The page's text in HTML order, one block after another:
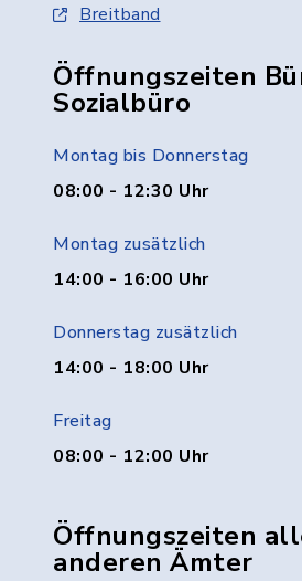
Breitband
Öffnungszeiten
Sozialbüro
Montag bis Donnerstag
08:00 - 12:30 Uhr
Montag zusätzlich
14:00 - 16:00 Uhr
Donnerstag zusätzlich
14:00 - 18:00 Uhr
Freitag
08:00 - 12:00 Uhr
Öffnungszeiten
anderen Ämter